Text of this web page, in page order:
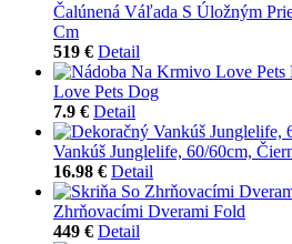
Čalúnená Váľada S Úložným
Cm
519 € Detail
Love Pets Dog
7.9 € Detail
Vankúš Junglelife, 60/60cm,
16.98 € Detail
Zhrňovacími Dverami Fold
449 € Detail